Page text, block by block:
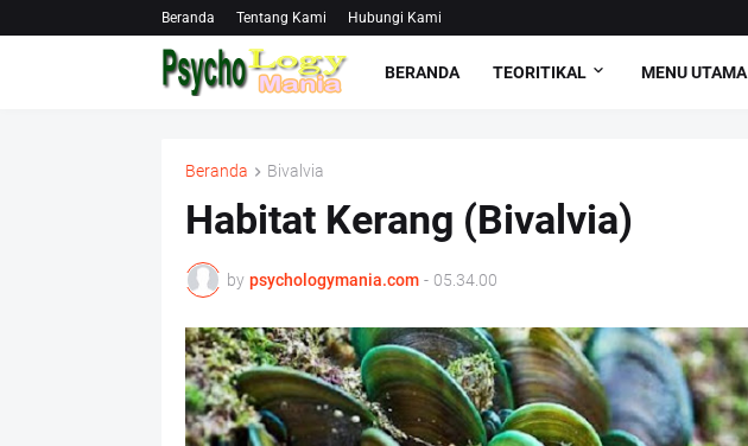
Beranda Tentang Kami Hubungi Kami
BERANDA TEORITIKAL MENU UTAMA
Beranda Bivalvia
Habitat Kerang (Bivalvia)
by psychologymania.com - 05.34.00